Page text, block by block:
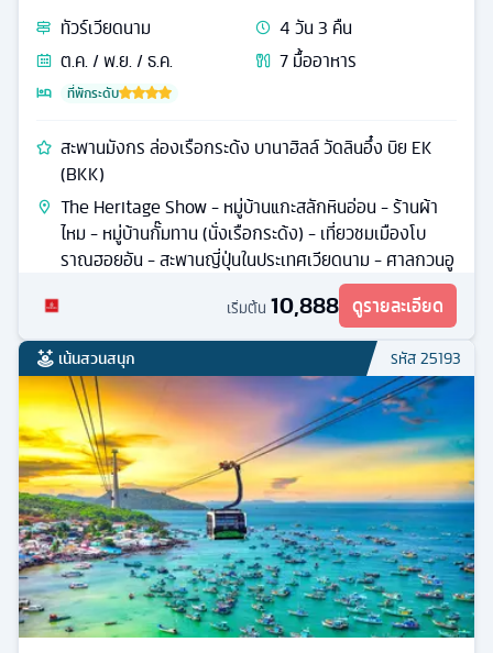
ทัวร์เวียดนาม 4วัน3 คืน
ต.ค. / พ.ย. / ธ.ค.
7มื้ออาหาร
ที่พักระดับ
สะพานมังกร ล่องเรือกระด้ง บานาฮิลล์ วัดลินอึ๋ง บิย EK
(BKK)
The Heritage Show - หมู่บ้านแกะสลักหินอ่อน - ร้านผ้า
ไหม - หมู่บ้านกั๊มทาน (นั่งเรือกระด้ง) - เที่ยวชมเมืองโบ
ราณฮอยอัน - สะพานญี่ปุ่นในประเทศเวียดนาม - ศาลกวนอู
เริ่มต้น 10,888 ดูรายละเอียด
เน้นสวนสนุก รหัส25193